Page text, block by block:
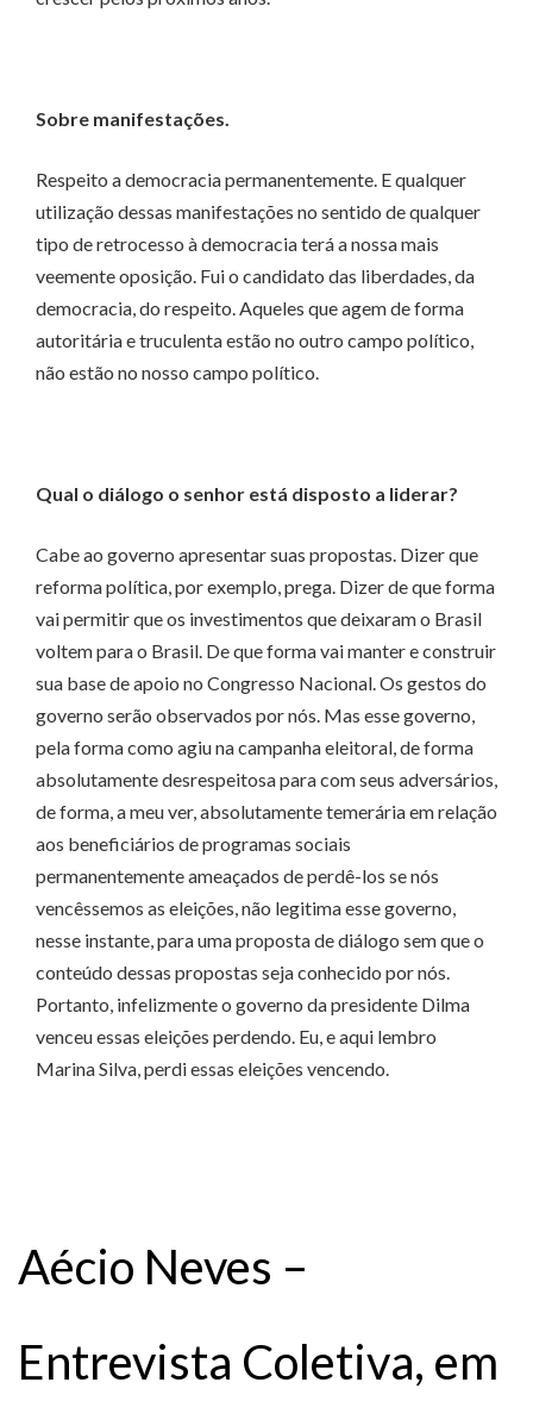
Sobre manifestações.
Respeito a democracia permanentemente. E qualquer
utilização dessas manifestações no sentido de qualquer
tipo de retrocesso à democracia terá a nossa mais
veemente oposição. Fui o candidato das liberdades, da
democracia, do respeito. Aqueles que agem de forma
autoritária e truculenta estão no outro campo político,
não estão no nosso campo político.
Qual o diálogo o senhor está disposto a liderar?
Cabe ao governo apresentar suas propostas. Dizer que
reforma política, por exemplo, prega. Dizer de que forma
vai permitir que os investimentos que deixaram o Brasil
voltem para o Brasil. De que forma vai manter e construir
sua base de apoio no Congresso Nacional. Os gestos do
governo serão observados por nós. Mas esse governo,
pela forma como agiu na campanha eleitoral, de forma
absolutamente desrespeitosa para com seus adversários,
de forma, a meu ver, absolutamente temerária em relação
aos beneficiários de programas sociais
permanentemente ameaçados de perdê-los se nós
vencêssemos as eleições, não legitima esse governo,
nesse instante, para uma proposta de diálogo sem que o
conteúdo dessas propostas seja conhecido por nós.
Portanto, infelizmente o governo da presidente Dilma
venceu essas eleições perdendo. Eu, e aqui lembro
Marina Silva, perdi essas eleições vencendo.
Aécio Neves –
Entrevista Coletiva, em